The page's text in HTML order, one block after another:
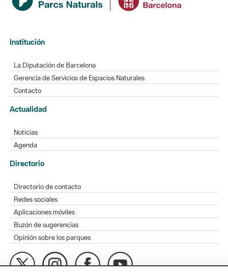
Institución
La Diputación de Barcelona
Gerencia de Servicios de Espacios Naturales
Contacto
Actualidad
Noticias
Agenda
Directorio
Directorio de contacto
Redes sociales
Aplicaciones móviles
Buzón de sugerencias
Opinión sobre los parques